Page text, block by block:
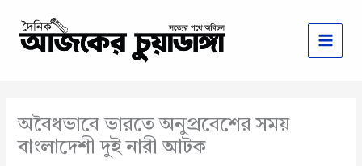
content
অবৈধভাবে ভারতে অনুপ্রবেশের সময়
বাংলাদেশী দুই নারী আটক